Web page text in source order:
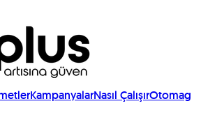
KampanyalarNasıl ÇalışırOtomag